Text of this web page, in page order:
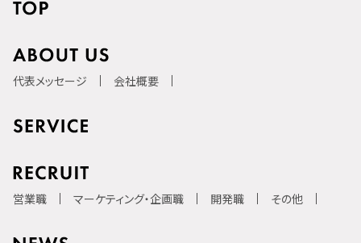
代表メッセージ 会社概要
営業職 マーケティング・企画職 開発職 その他